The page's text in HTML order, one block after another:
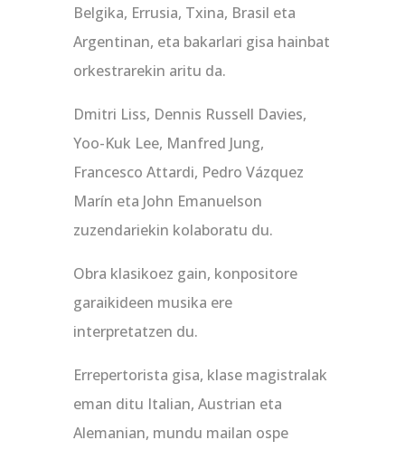
Belgika, Errusia, Txina, Brasil eta
Argentinan, eta bakarlari gisa hainbat
orkestrarekin aritu da.
Dmitri Liss, Dennis Russell Davies,
Yoo-Kuk Lee, Manfred Jung,
Francesco Attardi, Pedro Vázquez
Marín eta John Emanuelson
zuzendariekin kolaboratu du.
Obra klasikoez gain, konpositore
garaikideen musika ere
interpretatzen du.
Errepertorista gisa, klase magistralak
eman ditu Italian, Austrian eta
Alemanian, mundu mailan ospe